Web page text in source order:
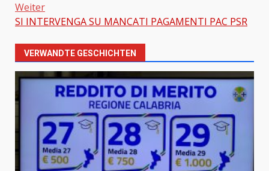
Weiter
SI INTERVENGA SU MANCATI PAGAMENTI PAC PSR
VERWANDTE GESCHICHTEN